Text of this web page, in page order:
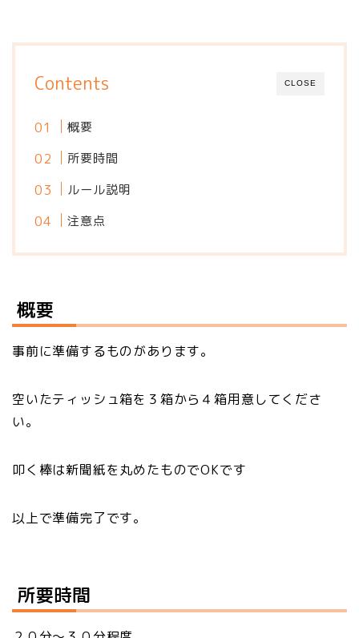
CLOSE
Contents
概要
所要時間
ルール説明
注意点
概要
事前に準備するものがあります。
空いたティッシュ箱を３箱から４箱用意してくださ
い。
叩く棒は新聞紙を丸めたものでOKです
以上で準備完了です。
所要時間